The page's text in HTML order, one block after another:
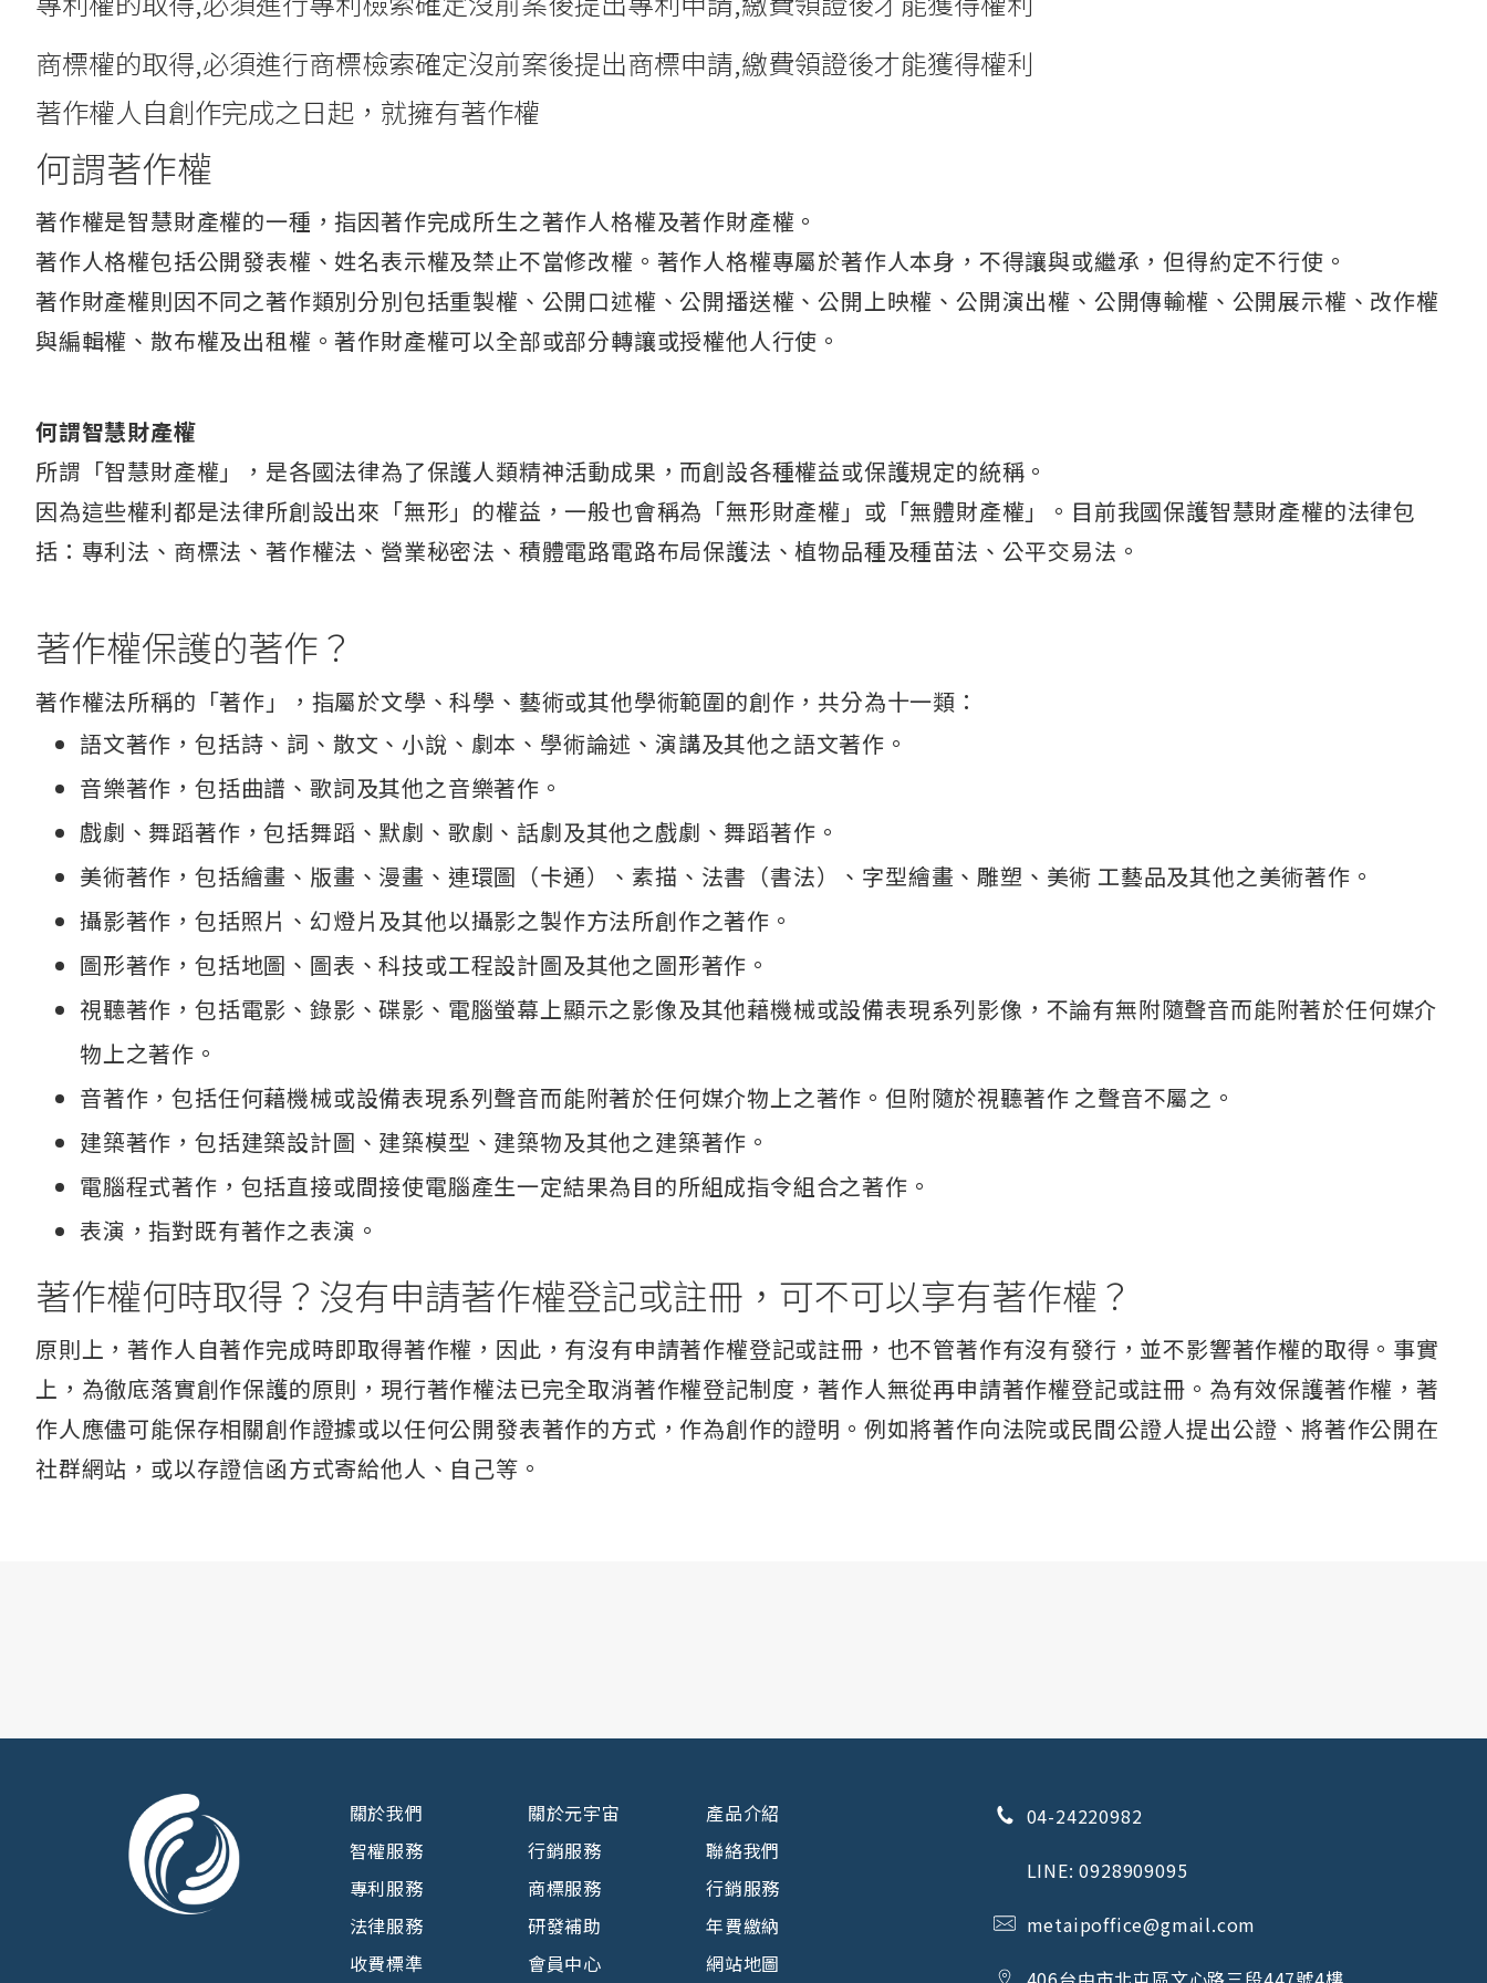
商標權的取得,必須進行商標檢索確定沒前案後提出商標申請,繳費領證後才能獲得權利
著作權人自創作完成之日起，就擁有著作權
何謂著作權
著作權是智慧財產權的一種，指因著作完成所生之著作人格權及著作財產權。
著作人格權包括公開發表權、姓名表示權及禁止不當修改權。著作人格權專屬於著作人本身，不得讓與或繼承，但得約定不行使。
著作財產權則因不同之著作類別分別包括重製權、公開口述權、公開播送權、公開上映權、公開演出權、公開傳輸權、公開展示權、改作權
與編輯權、散布權及出租權。著作財產權可以全部或部分轉讓或授權他人行使。
何謂智慧財產權
所謂「智慧財產權」，是各國法律為了保護人類精神活動成果，而創設各種權益或保護規定的統稱。
因為這些權利都是法律所創設出來「無形」的權益，一般也會稱為「無形財產權」或「無體財產權」。目前我國保護智慧財產權的法律包
括：專利法、商標法、著作權法、營業秘密法、積體電路電路布局保護法、植物品種及種苗法、公平交易法。
著作權保護的著作？
著作權法所稱的「著作」，指屬於文學、科學、藝術或其他學術範圍的創作，共分為十一類：
語文著作，包括詩、詞、散文、小說、劇本、學術論述、演講及其他之語文著作。
音樂著作，包括曲譜、歌詞及其他之音樂著作。
戲劇、舞蹈著作，包括舞蹈、默劇、歌劇、話劇及其他之戲劇、舞蹈著作。
美術著作，包括繪畫、版畫、漫畫、連環圖（卡通）、素描、法書（書法）、字型繪畫、雕塑、美術 工藝品及其他之美術著作。
攝影著作，包括照片、幻燈片及其他以攝影之製作方法所創作之著作。
圖形著作，包括地圖、圖表、科技或工程設計圖及其他之圖形著作。
視聽著作，包括電影、錄影、碟影、電腦螢幕上顯示之影像及其他藉機械或設備表現系列影像，不論有無附隨聲音而能附著於任何媒介
物上之著作。
音著作，包括任何藉機械或設備表現系列聲音而能附著於任何媒介物上之著作。但附隨於視聽著作 之聲音不屬之。
建築著作，包括建築設計圖、建築模型、建築物及其他之建築著作。
電腦程式著作，包括直接或間接使電腦產生一定結果為目的所組成指令組合之著作。
表演，指對既有著作之表演。
著作權何時取得？沒有申請著作權登記或註冊，可不可以享有著作權？
原則上，著作人自著作完成時即取得著作權，因此，有沒有申請著作權登記或註冊，也不管著作有沒有發行，並不影響著作權的取得。事實
上，為徹底落實創作保護的原則，現行著作權法已完全取消著作權登記制度，著作人無從再申請著作權登記或註冊。為有效保護著作權，著
作人應儘可能保存相關創作證據或以任何公開發表著作的方式，作為創作的證明。例如將著作向法院或民間公證人提出公證、將著作公開在
社群網站，或以存證信函方式寄給他人、自己等。
關於我們 關於元宇宙
產品介紹
智權服務
行銷服務
聯絡我們
專利服務
商標服務
行銷服務
法律服務
研發補助
年費繳納
收費標準
會員中心 網站地圖
04-24220982
LINE:0928909095
metaipoffice@gmail.com